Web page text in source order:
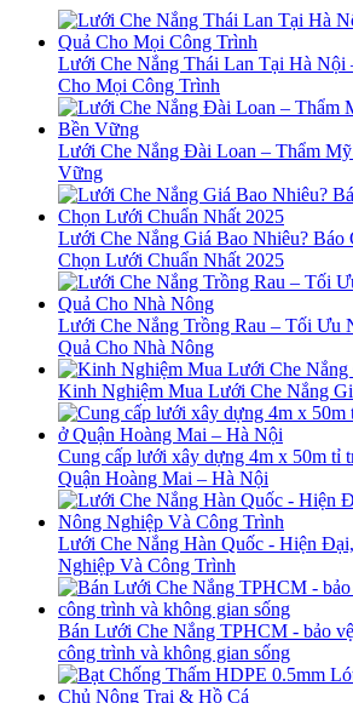
Lưới Che Nắng Thái Lan Tại Hà Nội
Cho Mọi Công Trình
Lưới Che Nắng Đài Loan – Thẩm
Vững
Lưới Che Nắng Giá Bao Nhiêu? Báo
Chọn Lưới Chuẩn Nhất 2025
Lưới Che Nắng Trồng Rau – Tối Ưu
Quả Cho Nhà Nông
Kinh Nghiệm Mua Lưới Che Nắng
Cung cấp lưới xây dựng 4m x 50m tỉ
Quận Hoàng Mai – Hà Nội
Lưới Che Nắng Hàn Quốc - Hiện
Nghiệp Và Công Trình
Bán Lưới Che Nắng TPHCM - bảo
công trình và không gian sống